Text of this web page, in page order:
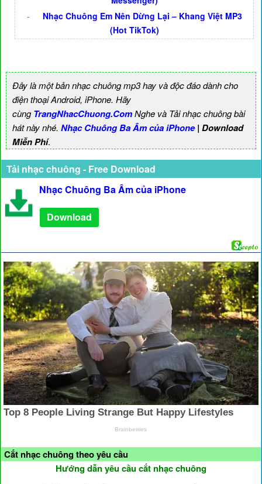
-
Nhạc Chuông Em Nên Dừng Lại – Khang Việt MP3
(Hot TikTok)
Đây là một bản nhạc chuông mp3 hay và độc đáo dành cho
điện thoại Android, iPhone. Hãy
cùngTrangNhacChuong.ComNghe và Tải nhạc chuông bài
hát này nhé. Nhạc Chuông Ba Âm của iPhone| Download
Miễn Phí.
Tải nhạc chuông - Free Download
Nhạc Chuông Ba Âm của iPhone
Download
Cắt nhạc chuông theo yêu cầu
Hướng dẫn yêu cầu cắt nhạc chuông